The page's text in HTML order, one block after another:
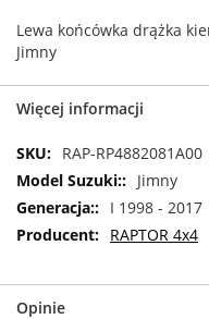
Lewa końcówka drążka
Jimny
Więcej informacji
Więcej
informacji
RAP-RP4882081A00
Jimny
I 1998 - 2017
RAPTOR 4x4
Opinie